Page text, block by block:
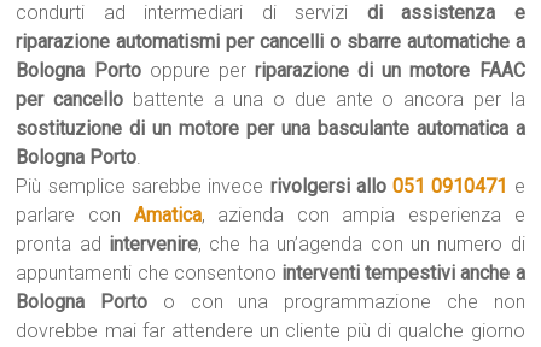
condurti ad intermediari di servizi di assistenza e
riparazione automatismi per cancelli o sbarre automatiche a
Bologna Porto oppure per riparazione di un motore FAAC
per cancello battente a una o due ante o ancora per la
sostituzione di un motore per una basculante automatica a
Bologna Porto.
Più semplice sarebbe invece rivolgersi allo051 0910471 e
parlare con Amatica, azienda con ampia esperienza e
pronta ad intervenire, che ha un’agenda con un numero di
appuntamenti che consentono interventi tempestivi anche a
Bologna Porto o con una programmazione che non
dovrebbe mai far attendere un cliente più di qualche giorno